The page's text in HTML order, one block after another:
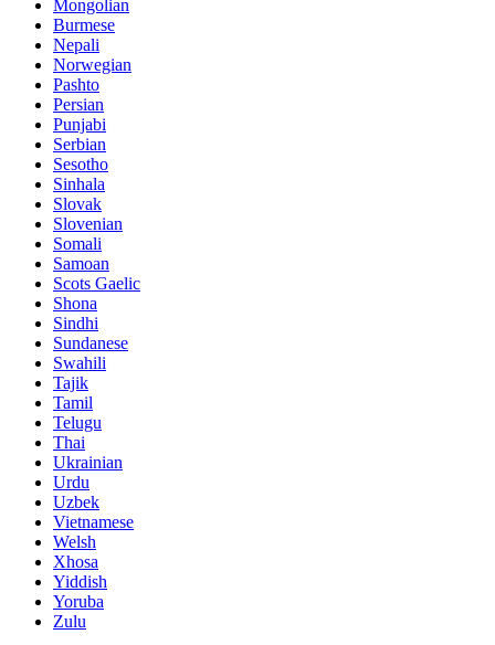
Mongolian
Burmese
Nepali
Norwegian
Pashto
Persian
Punjabi
Serbian
Sesotho
Sinhala
Slovak
Slovenian
Somali
Samoan
Scots Gaelic
Shona
Sindhi
Sundanese
Swahili
Tajik
Tamil
Telugu
Thai
Ukrainian
Urdu
Uzbek
Vietnamese
Welsh
Xhosa
Yiddish
Yoruba
Zulu